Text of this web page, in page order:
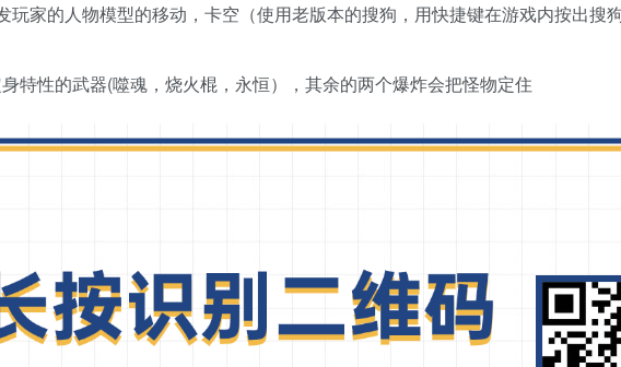
玩家的人物模型的移动，卡空（使用老版本的搜狗，用快捷键在游戏内按出
特性的武器(噬魂，烧火棍，永恒），其余的两个爆炸会把怪物定住